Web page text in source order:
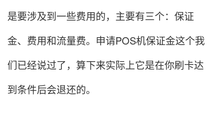
是要涉及到一些费用的，主要有三个：保证
金、费用和流量费。申请POS机保证金这个我
们已经说过了，算下来实际上它是在你刷卡达
到条件后会退还的。